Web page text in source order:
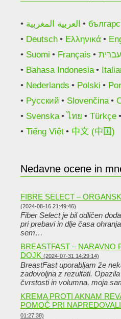
العربية المغربية
Deutsch
Ελληνικά
Suomi
Français עברית
Bahasa Indonesia
Nederlands
Polski
Русский
Slovenčina
Svenska
ไทย Türkçe
Tiếng Việt
中文 (中国)
Nedavne ocene in
FIBRE SELECT –
(2024-08-16 21:49:46)
Fiber Select je bil odličen
pri prebavi in ​​dlje časa
sem…
BREASTFAST – NARAVNO
DOJK (2024-07-31 14:29:14)
BreastFast uporabljam že
zadovoljna z rezultati.
čvrstosti in volumna, moja
KREMA PROTI AKNAM
POMOČ PRI
01:27:38)